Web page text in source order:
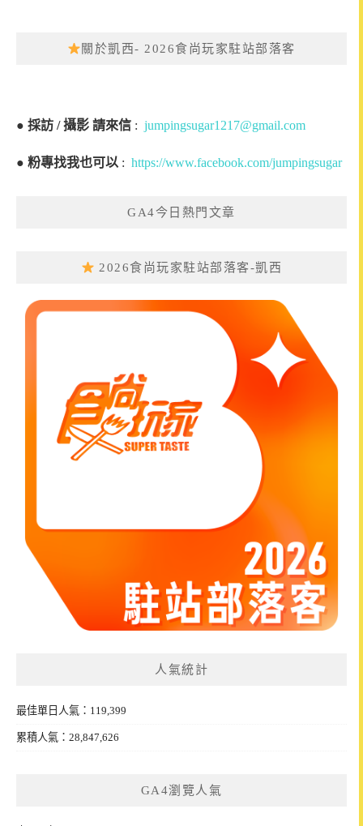
關於凱西- 2026食尚玩家駐站部落客
● 採訪 / 攝影 請來信 : jumpingsugar1217@gmail.com
● 粉專找我也可以 : https://www.facebook.com/jumpingsugar
GA4今日熱門文章
2026食尚玩家駐站部落客-凱西
人氣統計
最佳單日人氣：119,399
累積人氣：28,847,626
GA4瀏覽人氣